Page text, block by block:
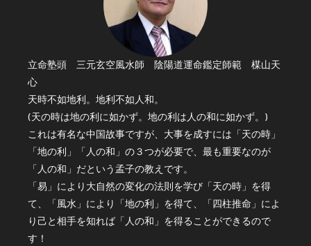
立命塾頭 三元玄空風水師 陰陽道運命鑑定師範 楳山天
心
天時不如地利。地利不如人和。
(天の時は地の利に如かず。地の利は人の和に如かず。)
これは有名な中国故事ですが、大事を成すには「天の時」
「地の利」「人の和」の３つが必要で、最も重要なのが
「人の和」だという孟子の教えです。
「易」により大自然の変化の法則を学び「天の時」を得
て、「風水」により「地の利」を得て、「四柱推命」によ
り己と相手を知れば「人の和」を得ることができるので
す！